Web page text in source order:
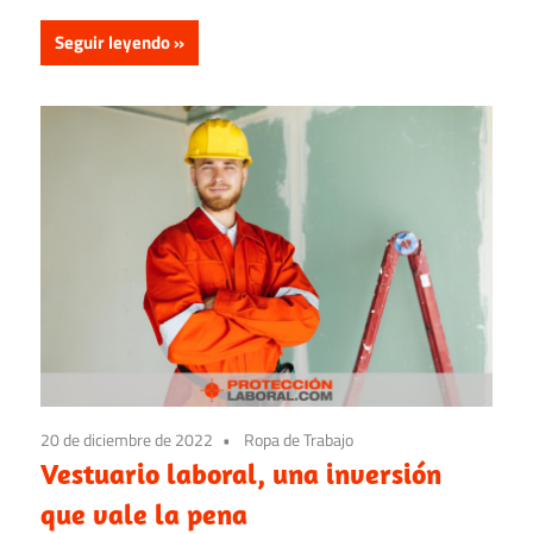
Seguir leyendo
20 de diciembre de 2022 Ropa de Trabajo
Vestuario laboral, una inversión
que vale la pena